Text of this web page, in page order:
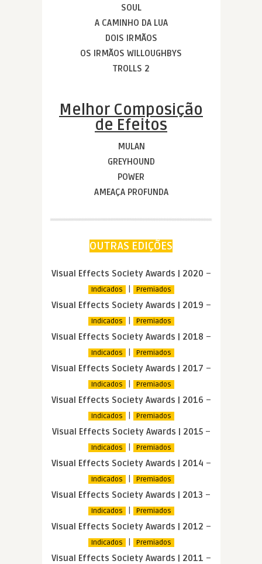
SOUL
A CAMINHO DA LUA
DOIS IRMÃOS
OS IRMÃOS WILLOUGHBYS
TROLLS 2
Melhor Composição
de Efeitos
MULAN
GREYHOUND
POWER
AMEAÇA PROFUNDA
OUTRAS EDIÇÕES
Visual Effects Society Awards | 2020 –
Indicados | Premiados
Visual Effects Society Awards | 2019 –
Indicados | Premiados
Visual Effects Society Awards | 2018 –
Indicados | Premiados
Visual Effects Society Awards | 2017 –
Indicados | Premiados
Visual Effects Society Awards | 2016 –
Indicados | Premiados
Visual Effects Society Awards | 2015–
Indicados | Premiados
Visual Effects Society Awards | 2014 –
Indicados | Premiados
Visual Effects Society Awards | 2013 –
Indicados | Premiados
Visual Effects Society Awards | 2012 –
Indicados | Premiados
Visual Effects Society Awards | 2011 –